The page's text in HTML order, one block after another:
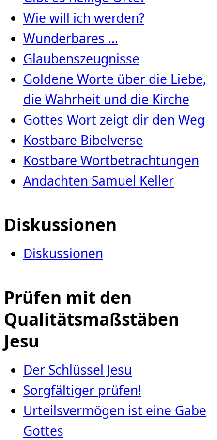
Wie will ich werden?
Wunderbares …
Glaubenszeugnisse
Goldene Worte über die Liebe,
die Wahrheit und die Kirche
Gottes Wort zeigt dir den Weg
Kostbare Bibelverse
Kostbare Wortbetrachtungen
Andachten Samuel Keller
Diskussionen
Diskussionen
Prüfen mit den
Qualitätsmaßstäben
Jesu
Der Schlüssel Jesu
Sorgfältiger prüfen!
Urteilsvermögen ist eine Gabe
Gottes